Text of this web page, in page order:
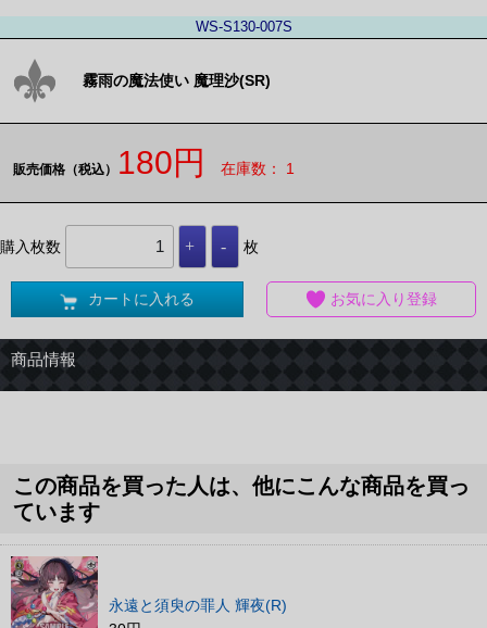
WS-S130-007S
霧雨の魔法使い 魔理沙(SR)
販売価格（税込） 180円 在庫数： 1
購入枚数 枚
カートに入れる お気に入り登録
商品情報
この商品を買った人は、他にこんな商品を買っ
ています
永遠と須臾の罪人 輝夜(R)